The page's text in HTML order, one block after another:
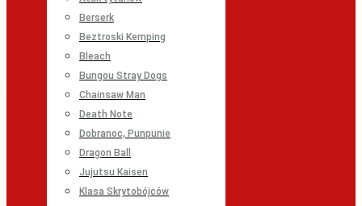
Berserk
Beztroski Kemping
Bleach
Bungou Stray Dogs
Chainsaw Man
Death Note
Dobranoc, Punpunie
Dragon Ball
Jujutsu Kaisen
Klasa Skrytobójców